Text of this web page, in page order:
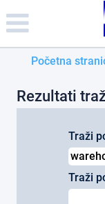
note:
This
website
includes
accessibility
system.
Početna
Rezultati
Traži
Traži